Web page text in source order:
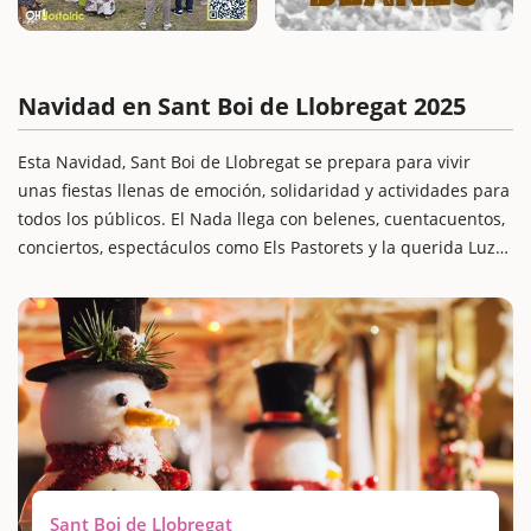
Navidad en Sant Boi de Llobregat 2025
Esta Navidad, Sant Boi de Llobregat se prepara para vivir
unas fiestas llenas de emoción, solidaridad y actividades para
todos los públicos. El Nada llega con belenes, cuentacuentos,
conciertos, espectáculos como Els Pastorets y la querida Luz
El Campamento de Navidad de la comitiva real, situado en la
plaza del Mercado de la Muntanyeta, será el gran espacio
familiar de referencia, con talleres y animación pensados
para los más pequeños, mientras que la campaña solidaria
“Juguetes para todos” moviliza a toda la ciudad para
garantizar una Navidad digna a todos los niños.
Sant Boi de Llobregat